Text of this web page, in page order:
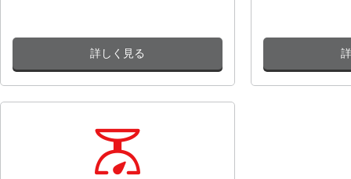
詳しく見る